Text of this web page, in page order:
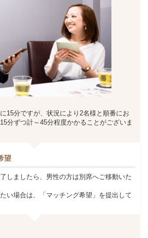
15分ですが、状況により2名様と順番にお
分ずつ計～45分程度かかることがございま
望
しましたら、男性の方は別席へご移動いた
い場合は、「マッチング希望」を提出して